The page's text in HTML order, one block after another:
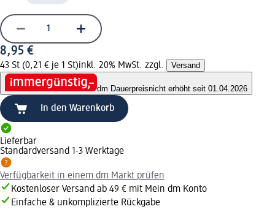
8,95 €
43 St (0,21 € je 1 St)inkl. 20% MwSt. zzgl. Versand
dm Dauerpreisnicht erhöht seit 01.04.2026
In den Warenkorb
Lieferbar
Standardversand 1-3 Werktage
Verfügbarkeit in einem dm Markt prüfen
Kostenloser Versand ab 49 € mit Mein dm Konto
Einfache & unkomplizierte Rückgabe